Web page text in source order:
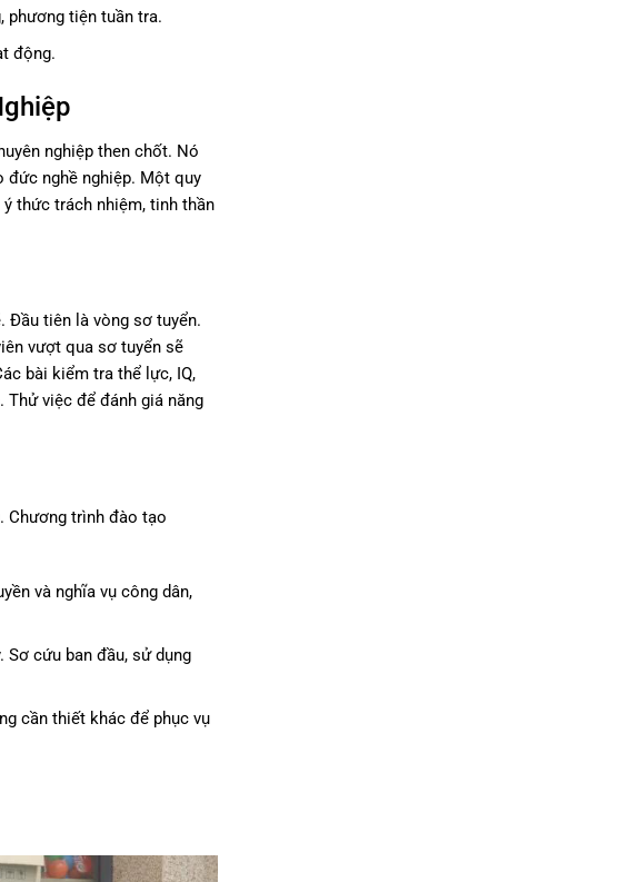
phương tiện tuần tra.
động.
nghiệp then chốt. Nó
đức nghề nghiệp. Một quy
thức trách nhiệm, tinh thần
Đầu tiên là vòng sơ tuyển.
vượt qua sơ tuyển sẽ
bài kiểm tra thể lực, IQ,
Thử việc để đánh giá năng
Chương trình đào tạo
và nghĩa vụ công dân,
Sơ cứu ban đầu, sử dụng
cần thiết khác để phục vụ